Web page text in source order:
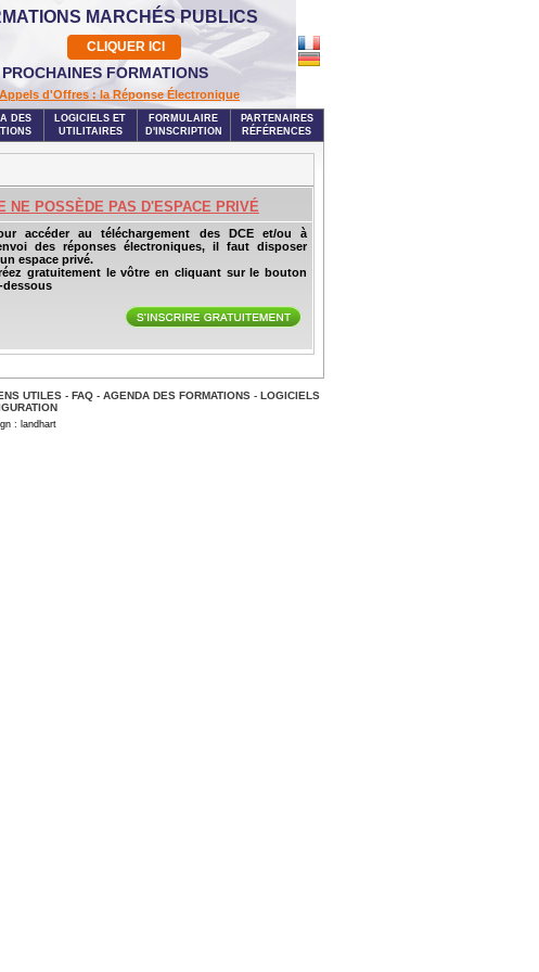
MARCHÉS PUBLICS
CLIQUER ICI
PROCHAINES FORMATIONS
Appels d'Offres : la Réponse Électronique
DES
LOGICIELS ET
UTILITAIRES
FORMULAIRE
D'INSCRIPTION
PARTENAIRES
RÉFÉRENCES
NE POSSÈDE PAS D'ESPACE PRIVÉ
accéder au téléchargement des DCE et/ou à
des réponses électroniques, il faut disposer
espace privé.
gratuitement le vôtre en cliquant sur le bouton
dessous
UTILES- FAQ- AGENDA DES FORMATIONS- LOGICIELS
: landhart